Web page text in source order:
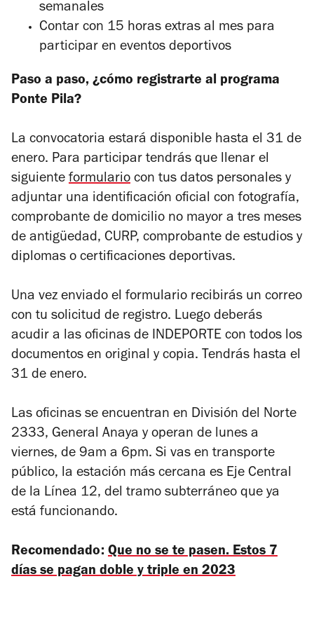
semanales
Contar con 15 horas extras al mes para
participar en eventos deportivos
Paso a paso, ¿cómo registrarte al programa
Ponte Pila?
La convocatoria estará disponible hasta el 31 de
enero. Para participar tendrás que llenar el
siguiente formulario con tus datos personales y
adjuntar una identificación oficial con fotografía,
comprobante de domicilio no mayor a tres meses
de antigüedad, CURP, comprobante de estudios y
diplomas o certificaciones deportivas.
Una vez enviado el formulario recibirás un correo
con tu solicitud de registro. Luego deberás
acudir a las oficinas de INDEPORTE con todos los
documentos en original y copia. Tendrás hasta el
31 de enero.
Las oficinas se encuentran en División del Norte
2333, General Anaya y operan de lunes a
viernes, de 9am a 6pm. Si vas en transporte
público, la estación más cercana es Eje Central
de la Línea 12, del tramo subterráneo que ya
está funcionando.
Recomendado: Que no se te pasen. Estos 7
días se pagan doble y triple en 2023